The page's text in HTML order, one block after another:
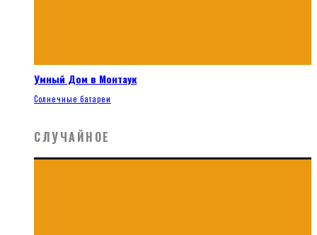
Умный Дом в Монтаук
Солнечные батареи
СЛУЧАЙНОЕ